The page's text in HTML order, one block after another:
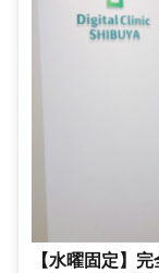
【水曜固定】